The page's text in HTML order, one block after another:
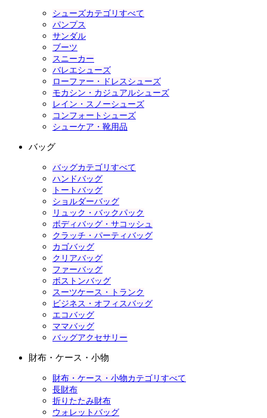
シューズカテゴリすべて
パンプス
サンダル
ブーツ
スニーカー
バレエシューズ
ローファー・ドレスシューズ
モカシン・カジュアルシューズ
レイン・スノーシューズ
コンフォートシューズ
シューケア・靴用品
バッグ
バッグカテゴリすべて
ハンドバッグ
トートバッグ
ショルダーバッグ
リュック・バックパック
ボディバッグ・サコッシュ
クラッチ・パーティバッグ
カゴバッグ
クリアバッグ
ファーバッグ
ボストンバッグ
スーツケース・トランク
ビジネス・オフィスバッグ
エコバッグ
ママバッグ
バッグアクセサリー
財布・ケース・小物
財布・ケース・小物カテゴリすべて
長財布
折りたたみ財布
ウォレットバッグ